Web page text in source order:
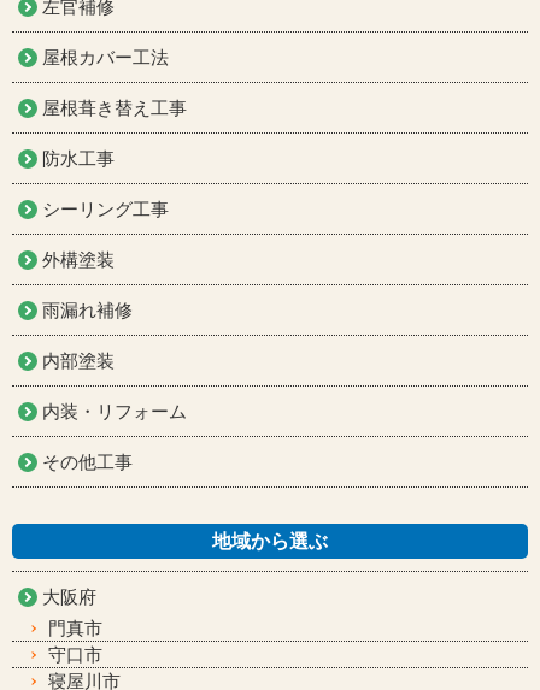
左官補修
屋根カバー工法
屋根葺き替え工事
防水工事
シーリング工事
外構塗装
雨漏れ補修
内部塗装
内装・リフォーム
その他工事
地域から選ぶ
大阪府
門真市
守口市